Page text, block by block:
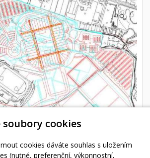
soubory cookies
cookies dáváte souhlas s uložením
(nutné, preferenční, výkonnostní,